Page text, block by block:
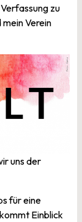
zu
Verein
uns der
für eine
Einblick